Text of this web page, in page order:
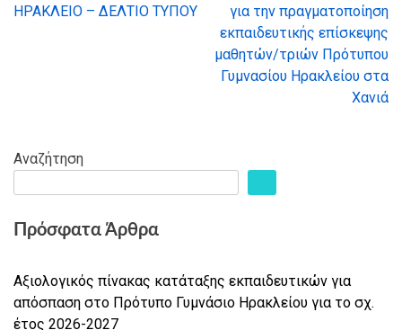
άρθρων
ΗΡΑΚΛΕΙΟ – ΔΕΛΤΙΟ ΤΥΠΟΥ
για την πραγματοποίηση
εκπαιδευτικής επίσκεψης
μαθητών/τριών Πρότυπου
Γυμνασίου Ηρακλείου στα
Χανιά
Αναζήτηση
Πρόσφατα Άρθρα
Αξιολογικός πίνακας κατάταξης εκπαιδευτικών για
απόσπαση στο Πρότυπο Γυμνάσιο Ηρακλείου για το σχ.
έτος 2026-2027